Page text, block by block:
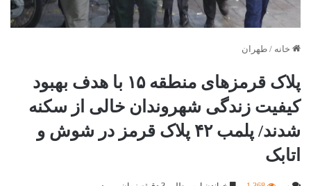
خانه / طهران
پلاک قرمزهای منطقه ۱۵ با هدف بهبود
کیفیت زندگی شهروندان خالی از سکنه
شدند/ پلمب ۴۲ پلاک قرمز در شوش و
اتابک